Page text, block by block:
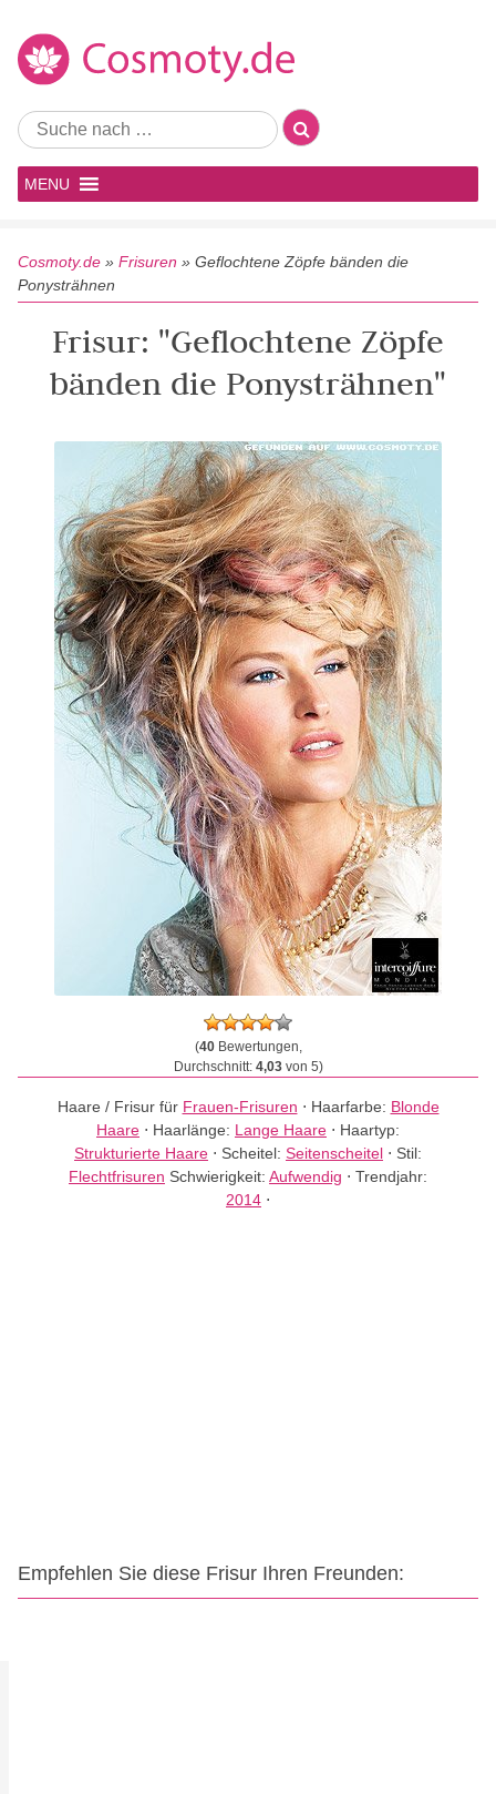
MENU
Cosmoty.de » Frisuren » Geflochtene Zöpfe bänden die
Ponysträhnen
Frisur: "Geflochtene Zöpfe
bänden die Ponysträhnen"
(40Bewertungen,
Durchschnitt: 4,03von 5)
Haare / Frisur für Frauen-Frisuren ⋅ Haarfarbe: Blonde
Haare ⋅ Haarlänge: Lange Haare ⋅ Haartyp:
Strukturierte Haare ⋅ Scheitel: Seitenscheitel ⋅ Stil:
Flechtfrisuren Schwierigkeit: Aufwendig ⋅ Trendjahr:
2014 ⋅
Empfehlen Sie diese Frisur Ihren Freunden: